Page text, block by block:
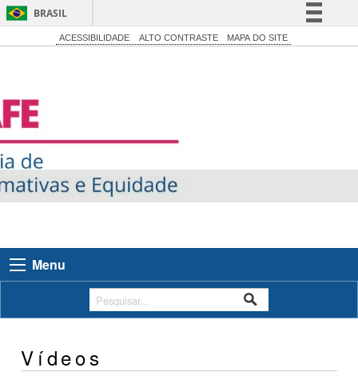
BRASIL
Simplifique!
ACESSIBILIDADE ALTO CONTRASTE MAPA DO SITE
Menu
Vídeos